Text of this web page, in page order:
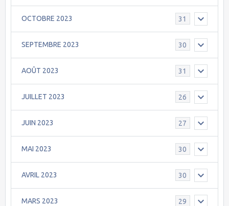
OCTOBRE 2023 31
SEPTEMBRE 2023 30
AOÛT 2023 31
JUILLET 2023 26
JUIN 2023 27
MAI 2023 30
AVRIL 2023 30
MARS 2023 29